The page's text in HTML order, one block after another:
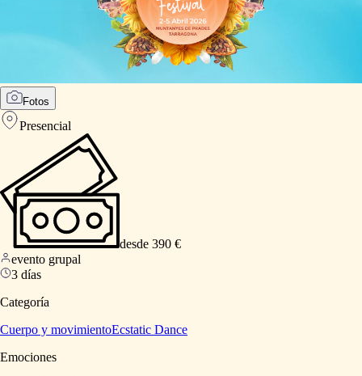
Fotos
Presencial
desde 390 €
evento grupal
3 días
Categoría
Cuerpo y movimientoEcstatic Dance
Emociones